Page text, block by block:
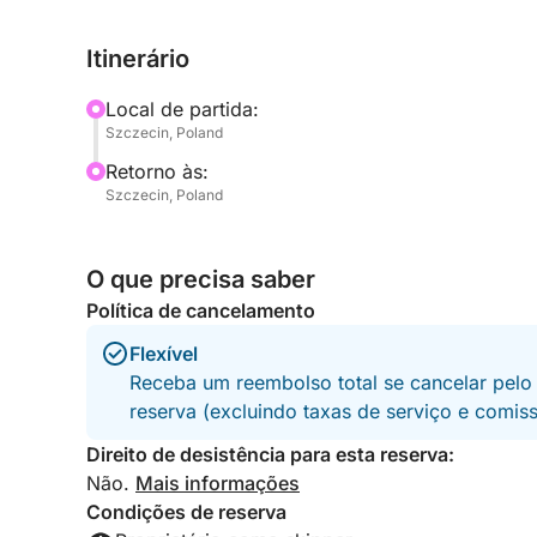
a conhecer.
O Hellwig Poros / Rockstar 101 oferece um
todos os equipamentos de segurança
de um café fresco enquanto aprecia o contraste
tranquila dos canais ao redor.
Szczecin, este passeio é educativo e imersivo.
janela para a alma da cidade.
As vagas são limitadas, então não perca a
nunca antes.
Itinerário
Local de partida:
Szczecin, Poland
Retorno às:
Szczecin, Poland
O que precisa saber
Política de cancelamento
Flexível
Receba um reembolso total se cancelar
reserva (excluindo taxas de serviço e
Direito de desistência para esta reserva:
Não. Mais informações
Condições de reserva